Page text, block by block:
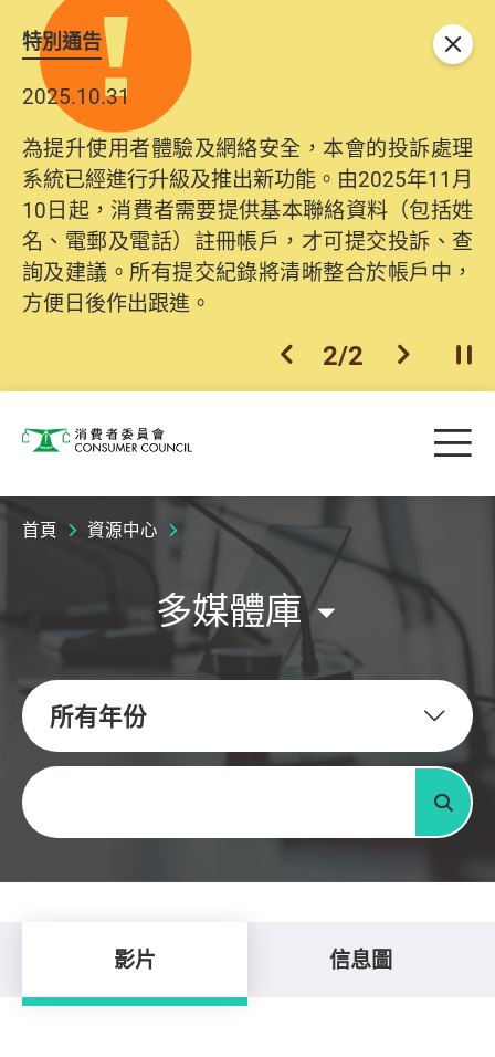
特別通告
2025.10.31
為提升使用者體驗及網絡安全，本會的投訴處理
系統已經進行升級及推出新功能。由2025年11月
10日起，消費者需要提供基本聯絡資料（包括姓
名、電郵及電話）註冊帳戶，才可提交投訴、查
詢及建議。所有提交紀錄將清晰整合於帳戶中，
方便日後作出跟進。
上一個
2/2 下一個開
關閉
消費者委員會 目
首頁 資源中心
多媒體庫
所有年份
關鍵字
搜尋
影片 信息圖